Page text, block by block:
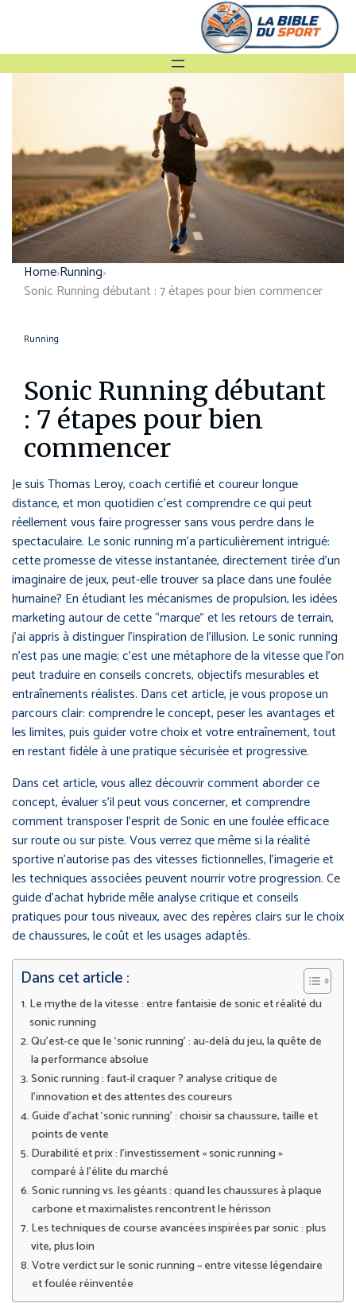
HomeRunning
Sonic Running débutant : 7 étapes pour bien commencer
Running
Sonic Running débutant
: 7 étapes pour bien
commencer
Je suis Thomas Leroy, coach certifié et coureur longue
distance, et mon quotidien c’est comprendre ce qui peut
réellement vous faire progresser sans vous perdre dans le
spectaculaire. Le sonic running m’a particulièrement intrigué:
cette promesse de vitesse instantanée, directement tirée d’un
imaginaire de jeux, peut-elle trouver sa place dans une foulée
humaine? En étudiant les mécanismes de propulsion, les idées
marketing autour de cette “marque” et les retours de terrain,
j’ai appris à distinguer l’inspiration de l’illusion. Le sonic running
n’est pas une magie; c’est une métaphore de la vitesse que l’on
peut traduire en conseils concrets, objectifs mesurables et
entraînements réalistes. Dans cet article, je vous propose un
parcours clair: comprendre le concept, peser les avantages et
les limites, puis guider votre choix et votre entraînement, tout
en restant fidèle à une pratique sécurisée et progressive.
Dans cet article, vous allez découvrir comment aborder ce
concept, évaluer s’il peut vous concerner, et comprendre
comment transposer l’esprit de Sonic en une foulée efficace
sur route ou sur piste. Vous verrez que même si la réalité
sportive n’autorise pas des vitesses fictionnelles, l’imagerie et
les techniques associées peuvent nourrir votre progression. Ce
guide d’achat hybride mêle analyse critique et conseils
pratiques pour tous niveaux, avec des repères clairs sur le choix
de chaussures, le coût et les usages adaptés.
Dans cet article :
Le mythe de la vitesse : entre fantaisie de sonic et réalité du
sonic running
Qu’est-ce que le ‘sonic running’ : au-delà du jeu, la quête de
la performance absolue
Sonic running : faut-il craquer ? analyse critique de
l’innovation et des attentes des coureurs
Guide d’achat ‘sonic running’ : choisir sa chaussure, taille et
points de vente
Durabilité et prix : l’investissement « sonic running »
comparé à l’élite du marché
Sonic running vs. les géants : quand les chaussures à plaque
carbone et maximalistes rencontrent le hérisson
Les techniques de course avancées inspirées par sonic : plus
vite, plus loin
Votre verdict sur le sonic running – entre vitesse légendaire
et foulée réinventée